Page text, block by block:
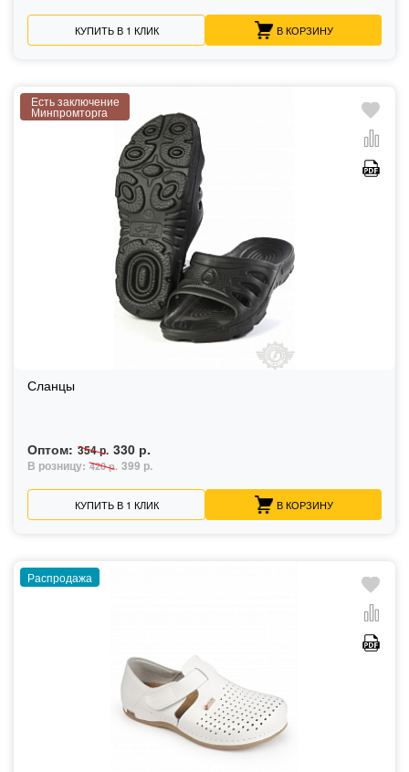
КУПИТЬ В 1 КЛИК В КОРЗИНУ
Есть заключение
Минпромторга
Сланцы
Оптом: 354 р. 330 р.
В розницу: 420 р. 399 р.
КУПИТЬ В 1 КЛИК В КОРЗИНУ
Распродажа